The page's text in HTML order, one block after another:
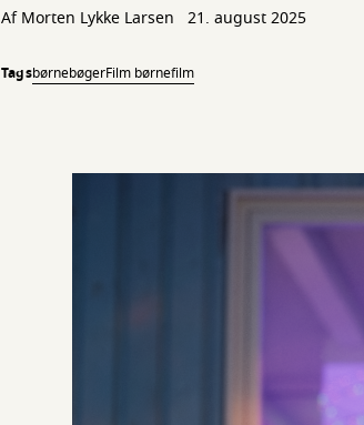
AfMorten Lykke Larsen 21. august 2025
TagsbørnebøgerFilm børnefilm